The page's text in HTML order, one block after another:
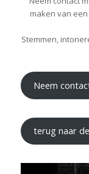
maken van
Stemmen,
Neem
terug naar